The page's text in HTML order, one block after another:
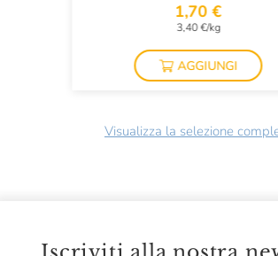
1,70 €
3,40 €/kg
AGGIUNGI
Visualizza la selezione